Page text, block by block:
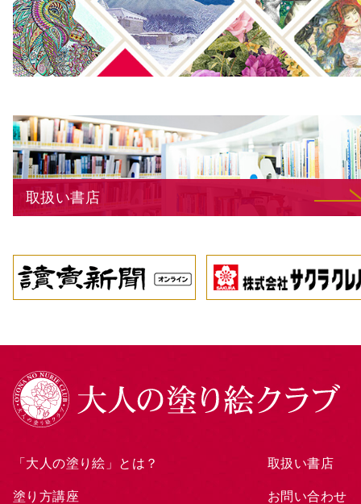
取扱い書店
「大人の塗り絵」とは？
塗り方講座
取扱い書店
お問い合わせ